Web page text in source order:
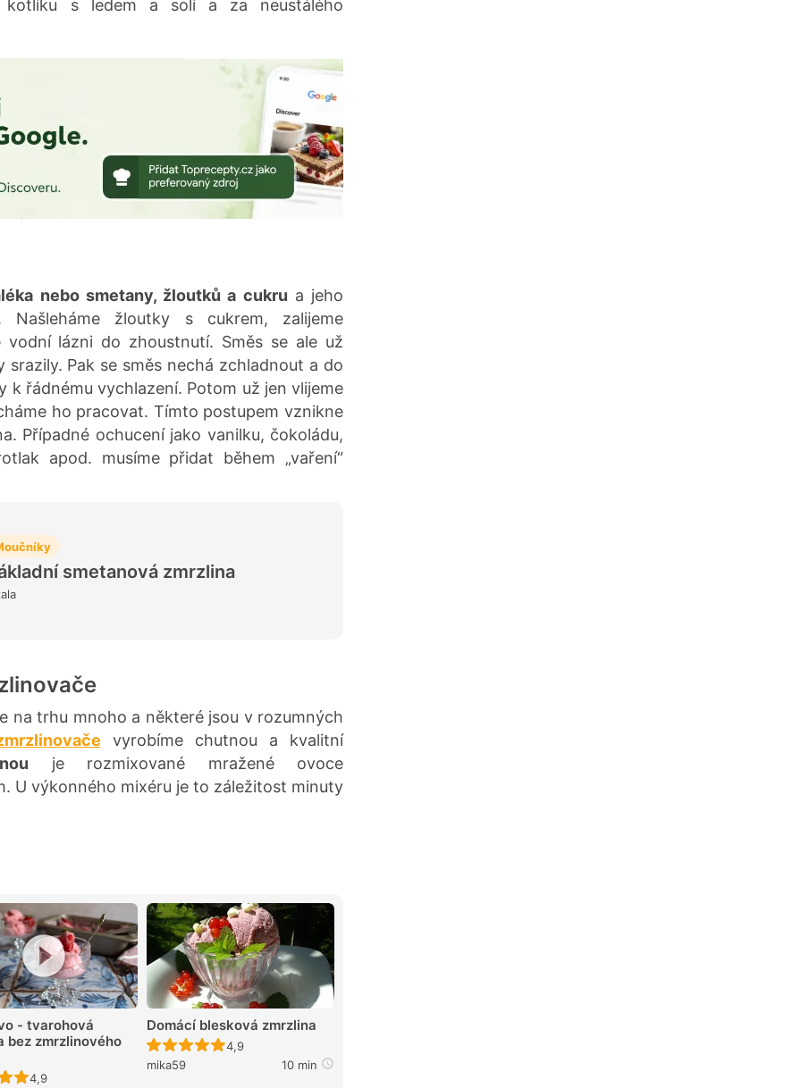
s ledem a solí a za neustálého
nebo smetany, žloutků a cukru a jeho
Našleháme žloutky s cukrem, zalijeme
lázni do zhoustnutí. Směs se ale už
Pak se směs nechá zchladnout a do
k řádnému vychlazení. Potom už jen vlijeme
ho pracovat. Tímto postupem vznikne
Případné ochucení jako vanilku, čokoládu,
apod. musíme přidat během „vaření“
smetanová zmrzlina
na trhu mnoho a některé jsou v rozumných
vyrobíme chutnou a kvalitní
je rozmixované mražené ovoce
U výkonného mixéru je to záležitost minuty
- tvarohová
bez zmrzlinového
Recept ještě nebyl hodnocen
4,9
Domácí blesková zmrzlina
Recept ještě nebyl hodnocen
4,9
mika59
10 min